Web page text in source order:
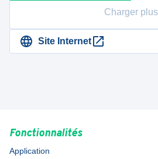
Charger plus
Site Internet
Fonctionnalités
Application